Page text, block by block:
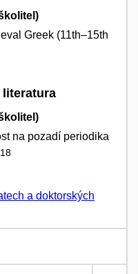
Greek (11th–15th
literatura
na pozadí periodika
a doktorských